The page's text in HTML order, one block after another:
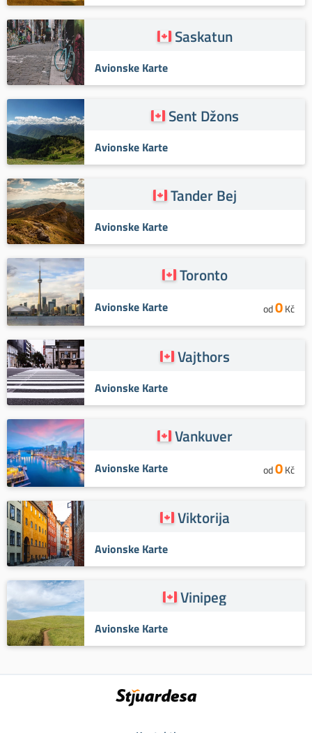
Saskatun
Avionske Karte
Sent Džons
Avionske Karte
Tander Bej
Avionske Karte
Toronto
Avionske Karte od0Kč
Vajthors
Avionske Karte
Vankuver
Avionske Karte od0Kč
Viktorija
Avionske Karte
Vinipeg
Avionske Karte